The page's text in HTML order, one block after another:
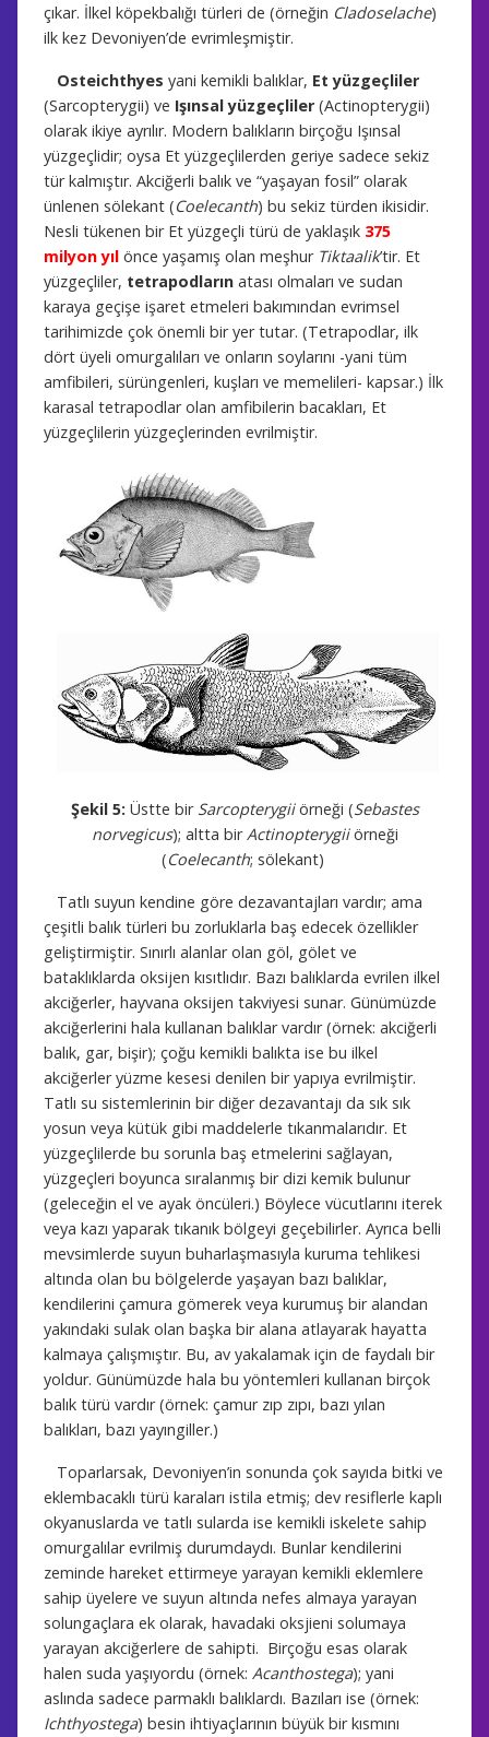
çıkar. İlkel köpekbalığı türleri de (örneğin Cladoselache)
ilk kez Devoniyen’de evrimleşmiştir.
Osteichthyes yani kemikli balıklar, Et yüzgeçliler
(Sarcopterygii) ve Işınsal yüzgeçliler (Actinopterygii)
olarak ikiye ayrılır. Modern balıkların birçoğu Işınsal
yüzgeçlidir; oysa Et yüzgeçlilerden geriye sadece sekiz
tür kalmıştır. Akciğerli balık ve “yaşayan fosil” olarak
ünlenen sölekant (Coelecanth) bu sekiz türden ikisidir.
Nesli tükenen bir Et yüzgeçli türü de yaklaşık 375
milyon yıl önce yaşamış olan meşhur Tiktaalik’tir. Et
yüzgeçliler, tetrapodların atası olmaları ve sudan
karaya geçişe işaret etmeleri bakımından evrimsel
tarihimizde çok önemli bir yer tutar. (Tetrapodlar, ilk
dört üyeli omurgalıları ve onların soylarını -yani tüm
amfibileri, sürüngenleri, kuşları ve memelileri- kapsar.) İlk
karasal tetrapodlar olan amfibilerin bacakları, Et
yüzgeçlilerin yüzgeçlerinden evrilmiştir.
Şekil 5: Üstte bir Sarcopterygiiörneği (Sebastes
norvegicus); altta birActinopterygiiörneği
(Coelecanth; sölekant)
Tatlı suyun kendine göre dezavantajları vardır; ama
çeşitli balık türleri bu zorluklarla baş edecek özellikler
geliştirmiştir. Sınırlı alanlar olan göl, gölet ve
bataklıklarda oksijen kısıtlıdır. Bazı balıklarda evrilen ilkel
akciğerler, hayvana oksijen takviyesi sunar. Günümüzde
akciğerlerini hala kullanan balıklar vardır (örnek: akciğerli
balık, gar, bişir); çoğu kemikli balıkta ise bu ilkel
akciğerler yüzme kesesi denilen bir yapıya evrilmiştir.
Tatlı su sistemlerinin bir diğer dezavantajı da sık sık
yosun veya kütük gibi maddelerle tıkanmalarıdır. Et
yüzgeçlilerde bu sorunla baş etmelerini sağlayan,
yüzgeçleri boyunca sıralanmış bir dizi kemik bulunur
(geleceğin el ve ayak öncüleri.) Böylece vücutlarını iterek
veya kazı yaparak tıkanık bölgeyi geçebilirler. Ayrıca belli
mevsimlerde suyun buharlaşmasıyla kuruma tehlikesi
altında olan bu bölgelerde yaşayan bazı balıklar,
kendilerini çamura gömerek veya kurumuş bir alandan
yakındaki sulak olan başka bir alana atlayarak hayatta
kalmaya çalışmıştır. Bu, av yakalamak için de faydalı bir
yoldur. Günümüzde hala bu yöntemleri kullanan birçok
balık türü vardır (örnek: çamur zıp zıpı, bazı yılan
balıkları, bazı yayıngiller.)
Toparlarsak, Devoniyen’in sonunda çok sayıda bitki ve
eklembacaklı türü karaları istila etmiş; dev resiflerle kaplı
okyanuslarda ve tatlı sularda ise kemikli iskelete sahip
omurgalılar evrilmiş durumdaydı. Bunlar kendilerini
zeminde hareket ettirmeye yarayan kemikli eklemlere
sahip üyelere ve suyun altında nefes almaya yarayan
solungaçlara ek olarak, havadaki oksjieni solumaya
yarayan akciğerlere de sahipti. Birçoğu esas olarak
halen suda yaşıyordu (örnek: Acanthostega); yani
aslında sadece parmaklı balıklardı. Bazıları ise (örnek:
Ichthyostega) besin ihtiyaçlarının büyük bir kısmını